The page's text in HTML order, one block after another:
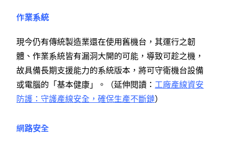
作業系統
現今仍有傳統製造業還在使用舊機台，其運行之韌
體、作業系統皆有漏洞大開的可能，導致可趁之機，
故具備長期支援能力的系統版本，將可守衛機台設備
或電腦的「基本健康」。（延伸閱讀： 工廠產線資安
防護：守護產線安全，確保生產不斷鏈）
網路安全